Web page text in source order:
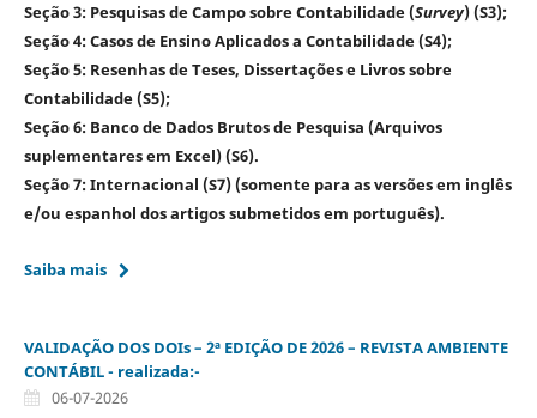
Seção 3: Pesquisas de Campo sobre Contabilidade (Survey) (S3);
Seção 4: Casos de Ensino Aplicados a Contabilidade (S4);
Seção 5: Resenhas de Teses, Dissertações e Livros sobre
Contabilidade (S5);
Seção 6: Banco de Dados Brutos de Pesquisa (Arquivos
suplementares em Excel) (S6).
Seção 7: Internacional (S7) (somente para as versões em inglês
e/ou espanhol dos artigos submetidos em português).
Saiba mais
VALIDAÇÃO DOS DOIs – 2ª EDIÇÃO DE 2026 – REVISTA AMBIENTE
CONTÁBIL - realizada:-
06-07-2026